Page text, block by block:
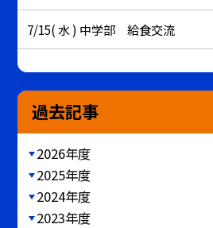
7/15( 水 ) 中学部 給食交流
過去記事
2026年度
2025年度
2024年度
2023年度